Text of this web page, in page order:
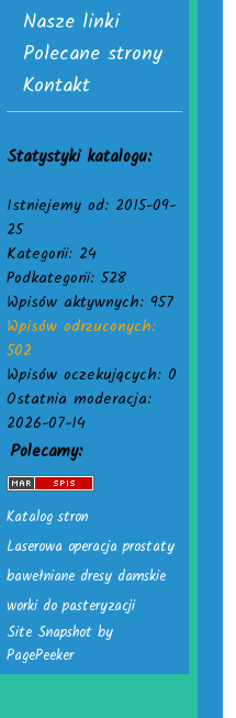
Nasze linki
Polecane strony
Kontakt
Statystyki katalogu:
Istniejemy od: 2015-09-
25
Kategorii: 24
Podkategorii: 528
Wpisów aktywnych: 957
Wpisów odrzuconych:
502
Wpisów oczekujących: 0
Ostatnia moderacja:
2026-07-14
Polecamy:
Katalog stron
Laserowa operacja prostaty
bawełniane dresy damskie
worki do pasteryzacji
Site Snapshot by
PagePeeker